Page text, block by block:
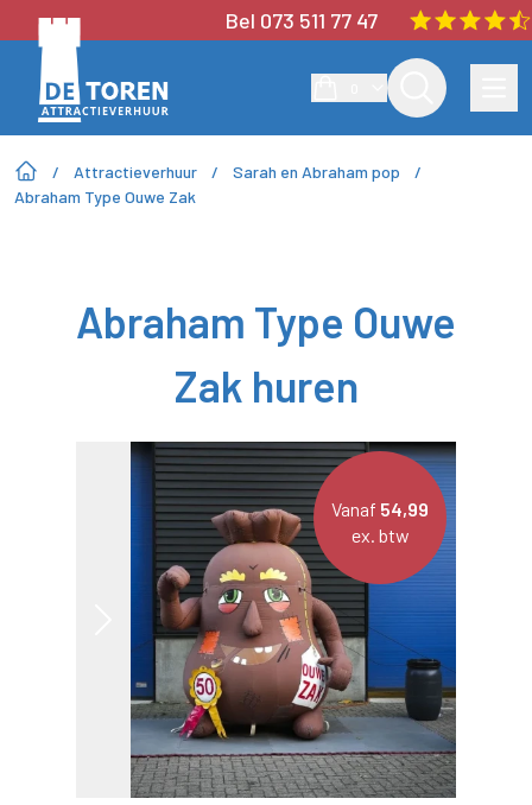
Bel 073 511 77 47
/ Attractieverhuur / Sarah en Abraham pop
/
Abraham Type Ouwe Zak
Abraham Type Ouwe
Zak huren
Vanaf 54,99
ex. btw